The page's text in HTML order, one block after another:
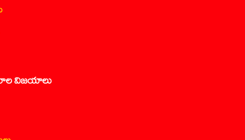
విజయాలు